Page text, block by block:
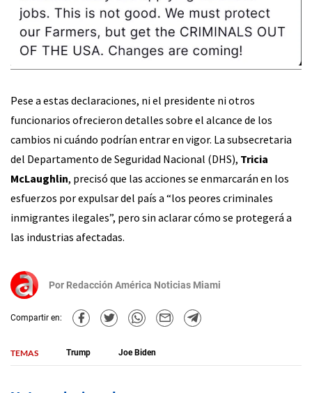
Pese a estas declaraciones, ni el presidente ni otros
funcionarios ofrecieron detalles sobre el alcance de los
cambios ni cuándo podrían entrar en vigor. La subsecretaria
del Departamento de Seguridad Nacional (DHS), Tricia
McLaughlin, precisó que las acciones se enmarcarán en los
esfuerzos por expulsar del país a “los peores criminales
inmigrantes ilegales”, pero sin aclarar cómo se protegerá a
las industrias afectadas.
Por Redacción América Noticias Miami
Compartir en:
TEMAS Trump Joe Biden